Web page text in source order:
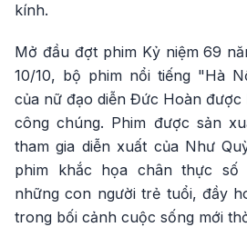
kính.
Mở đầu đợt phim Kỷ niệm 69
10/10, bộ phim nổi tiếng "Hà
của nữ đạo diễn Đức Hoàn được
công chúng. Phim được sản
tham gia diễn xuất của Như
phim khắc họa chân thực
những con người trẻ tuổi, đầy
trong bối cảnh cuộc sống mới